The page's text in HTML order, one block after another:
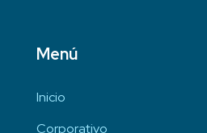
Menú
Inicio
Corporativo